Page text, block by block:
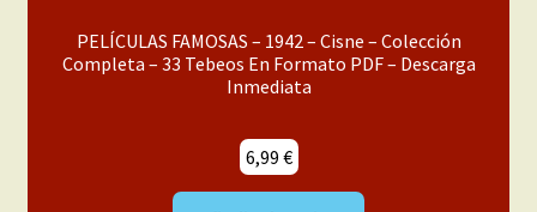
PELÍCULAS FAMOSAS – 1942 – Cisne – Colección
Completa – 33 Tebeos En Formato PDF – Descarga
Inmediata
6,99 €